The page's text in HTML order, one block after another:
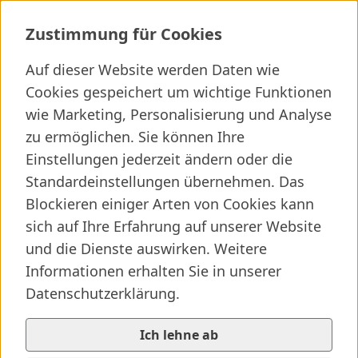
Zustimmung für Cookies
Auf dieser Website werden Daten wie
Cookies gespeichert um wichtige Funktionen
wie Marketing, Personalisierung und Analyse
zu ermöglichen. Sie können Ihre
Einstellungen jederzeit ändern oder die
Standardeinstellungen übernehmen. Das
Blockieren einiger Arten von Cookies kann
sich auf Ihre Erfahrung auf unserer Website
und die Dienste auswirken. Weitere
Informationen erhalten Sie in unserer
Datenschutzerklärung.
Ich lehne ab
Ich suche ...
Wichtige Links
Kliniken finden Presseartikel Jobs
SALK-Startseite / ...Elternseite besuchen
/ Nachhaltigkeit
Vorlesen
Gesundheit und Klima schützen
Nachhaltigkeit in den Salzburger
© SALK/Tschandl